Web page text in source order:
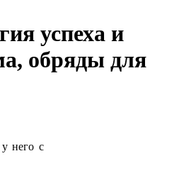
успеха и
обряды для
него с